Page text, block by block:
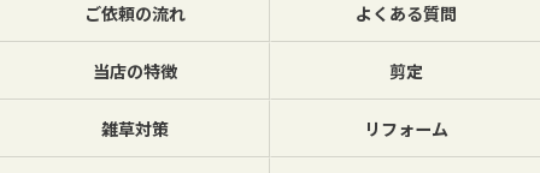
ご依頼の流れ よくある質問
当店の特徴 剪定
雑草対策 リフォーム